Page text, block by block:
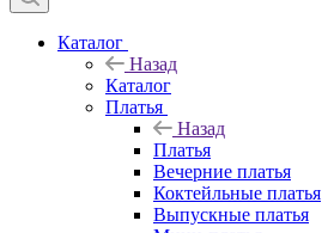
Каталог
Назад
Каталог
Платья
Назад
Платья
Вечерние платья
Коктейльные платья
Выпускные платья